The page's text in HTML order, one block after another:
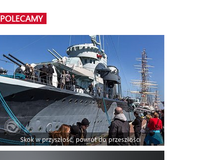
POLECAMY
Skok w przyszłość, powrót do przeszłości